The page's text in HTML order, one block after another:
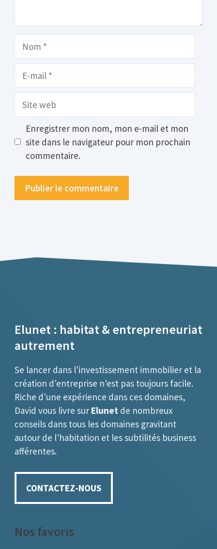
Site
Enregistrer mon nom, mon e-mail et mon
site dans le navigateur pour mon prochain
commentaire.
Elunet : habitat & entrepreneuriat
autrement
Se lancer dans l'investissement immobilier et la
création d'entreprise n'est pas toujours facile.
Riche d'une expérience dans ces domaines,
David vous livre sur Elunet de nombreux
conseils dans tous les domaines gravitant
autour de l'habitation et les subtilités business
afférentes.
CONTACTEZ-NOUS
Nos favoris